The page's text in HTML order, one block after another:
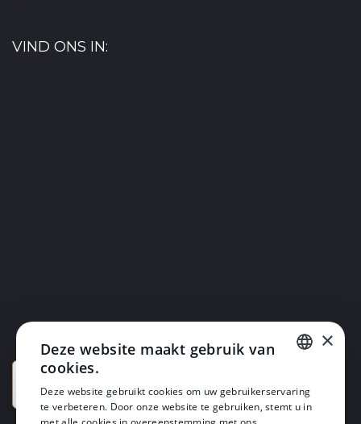
VIND ONS IN:
DUTCH
×
Deze website maakt gebruik van
cookies.
Deze website gebruikt cookies om uw gebruikerservaring
te verbeteren. Door onze website te gebruiken, stemt u in